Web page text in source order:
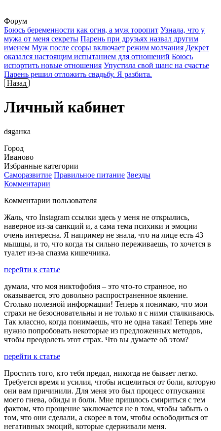
Форум
Боюсь беременности как огня, а муж торопит Узнала, что у
мужа от меня секреты Парень при друзьях назвал другим
именем Муж после ссоры включает режим молчания Декрет
оказался настоящим испытанием для отношений Боюсь
испортить новые отношения Упустила свой шанс на счастье
Парень решил отложить свадьбу. Я разбита.
Назад
Личный кабинет
dяgaнка
Город
Иваново
Избранные категории
Саморазвитие Правильное питание Звезды
Комментарии
Комментарии пользователя
Жаль, что Instagram ссылки здесь у меня не открылись,
наверное из-за санкций и, а сама тема психики и эмоции
очень интересна. Я например не знала, что на лице есть 43
мышцы, и то, что когда ты сильно переживаешь, то хочется в
туалет из-за спазма кишечника.
перейти к статье
думала, что моя никтофобия – это что-то странное, но
оказывается, это довольно распространенное явление.
Столько полезной информации! Теперь я понимаю, что мои
страхи не безосновательны и не только я с ними сталкиваюсь.
Так классно, когда понимаешь, что не одна такая! Теперь мне
нужно попробовать некоторые из предложенных методов,
чтобы преодолеть этот страх. Что вы думаете об этом?
перейти к статье
Простить того, кто тебя предал, никогда не бывает легко.
Требуется время и усилия, чтобы исцелиться от боли, которую
они вам причинили. Для меня это был процесс отпускания
моего гнева, обиды и боли. Мне пришлось смириться с тем
фактом, что прощение заключается не в том, чтобы забыть о
том, что они сделали, а скорее в том, чтобы освободиться от
негативных эмоций, которые сдерживали меня.